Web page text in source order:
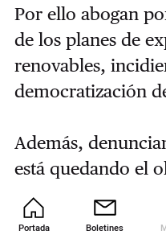
Portada Boletines
Por ello abogan
de los planes de
renovables,
democratización
Además,
está quedando el
tres eléctricas
Green Power